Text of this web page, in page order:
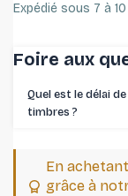
Expédié sous 7 à
Foire aux
Quel est le délai
timbres ⁠?
En
grâce à